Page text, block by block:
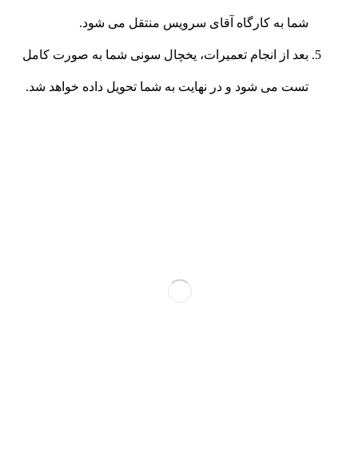
شما به کارگاه آقای سرویس منتقل می شود.
بعد از انجام تعمیرات، یخچال سونی شما به صورت کامل
تست می شود و در نهایت به شما تحویل داده خواهد شد.